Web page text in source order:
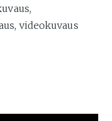
videokuvaus